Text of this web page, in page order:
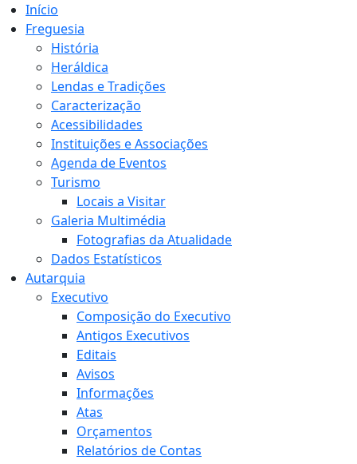
Início
Freguesia
História
Heráldica
Lendas e Tradições
Caracterização
Acessibilidades
Instituições e Associações
Agenda de Eventos
Turismo
Locais a Visitar
Galeria Multimédia
Fotografias da Atualidade
Dados Estatísticos
Autarquia
Executivo
Composição do Executivo
Antigos Executivos
Editais
Avisos
Informações
Atas
Orçamentos
Relatórios de Contas